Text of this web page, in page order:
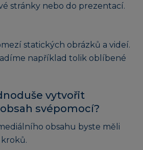
stránky nebo do prezentací.
statických obrázků a videí.
například tolik oblíbené
vytvořit
svépomocí?
obsahu byste měli